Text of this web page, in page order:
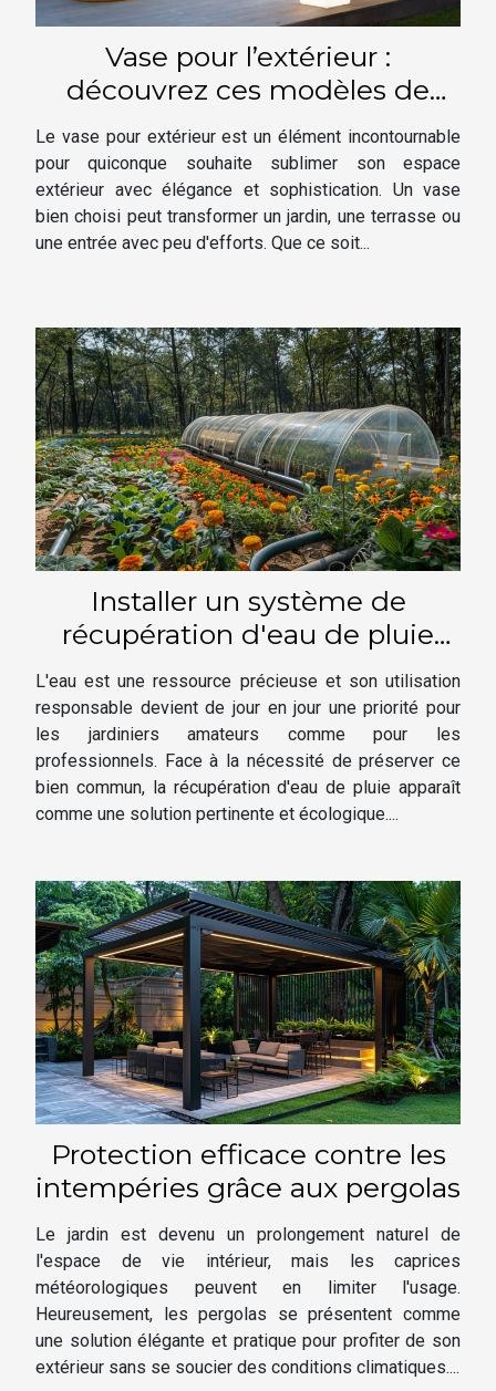
Vase pour l’extérieur :
découvrez ces modèles de
luxe
Le vase pour extérieur est un élément incontournable
pour quiconque souhaite sublimer son espace
extérieur avec élégance et sophistication. Un vase
bien choisi peut transformer un jardin, une terrasse ou
une entrée avec peu d'efforts. Que ce soit...
Installer un système de
récupération d'eau de pluie
pour votre jardinage
L'eau est une ressource précieuse et son utilisation
responsable devient de jour en jour une priorité pour
les jardiniers amateurs comme pour les
professionnels. Face à la nécessité de préserver ce
bien commun, la récupération d'eau de pluie apparaît
comme une solution pertinente et écologique....
Protection efficace contre les
intempéries grâce aux pergolas
Le jardin est devenu un prolongement naturel de
l'espace de vie intérieur, mais les caprices
météorologiques peuvent en limiter l'usage.
Heureusement, les pergolas se présentent comme
une solution élégante et pratique pour profiter de son
extérieur sans se soucier des conditions climatiques....